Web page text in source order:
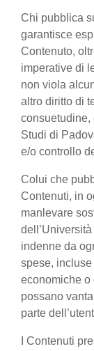
Chi pubblica
garantisce
Contenuto,
imperative di
non viola
altro diritto di
consuetudine,
Studi di
e/o controllo
Colui che
Contenuti, in
manlevare
indenne da
spese,
economiche o
possano
parte
I Contenuti